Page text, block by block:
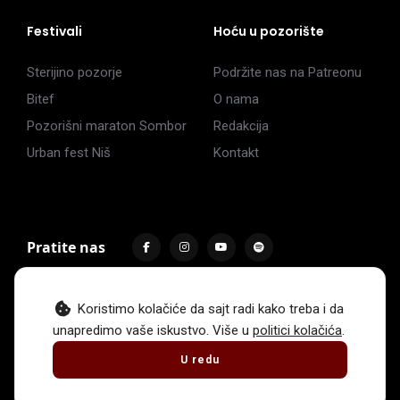
Koristimo kolačiće da sajt radi kako treba i da
unapredimo vaše iskustvo. Više u politici kolačića.
U redu
Festivali
Sterijino pozorje
Bitef
Pozorišni maraton Sombor
Urban fest Niš
Hoću u pozorište
Podržite nas na Patreonu
O nama
Redakcija
Kontakt
Pratite nas
Impressum Politika privatnosti
Uslovi korišćenja
. Sva prava zadržava Hoću u pozorište.